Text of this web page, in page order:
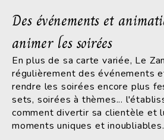
Des événements et
animer les soirées
En plus de sa carte variée, Le
régulièrement des événements
rendre les soirées encore plus
sets, soirées à thèmes...
comment divertir sa clientèle et
moments uniques et inoubliables.